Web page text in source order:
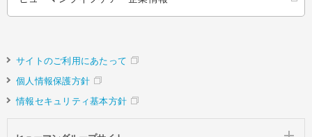
サイトのご利用にあたって
個人情報保護方針
情報セキュリティ基本方針